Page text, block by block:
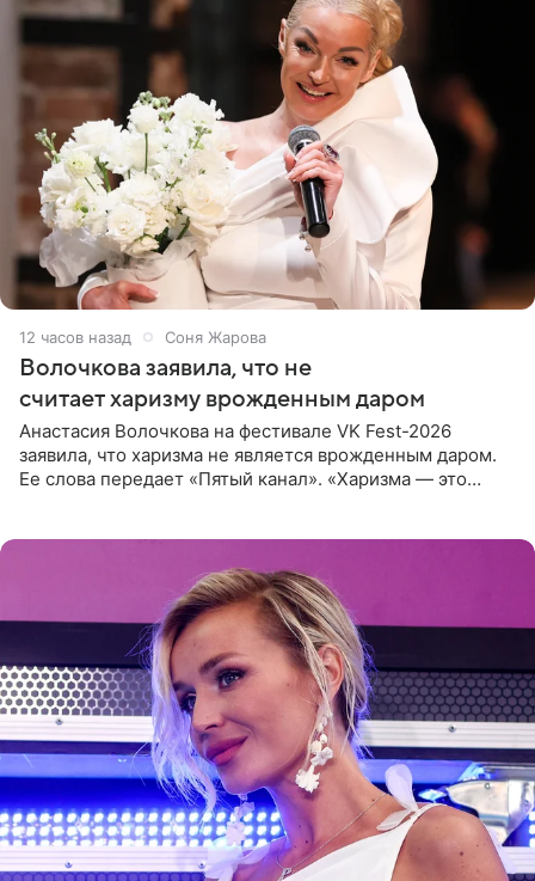
12 часов назад Соня Жарова
Волочкова заявила, что не
считает харизму врожденным даром
Анастасия Волочкова на фестивале VK Fest-2026
заявила, что харизма не является врожденным даром.
Ее слова передает «Пятый канал». «Харизма — это